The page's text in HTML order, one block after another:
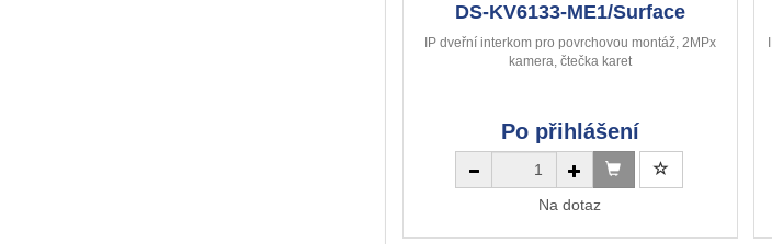
DS-KV6133-ME1/Surface
IP dveřní interkom pro povrchovou montáž, 2MPx
kamera, čtečka karet
Po přihlášení
Na dotaz